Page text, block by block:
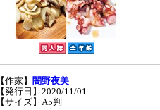
【作家】
闇野夜美
【発行日】2020/11/01
【サイズ】A5判